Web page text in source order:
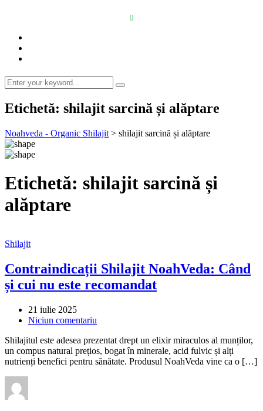
0
Etichetă: shilajit sarcină și alăptare
Noahveda - Organic Shilajit > shilajit sarcină și alăptare
Etichetă: shilajit sarcină și
alăptare
Shilajit
Contraindicații Shilajit NoahVeda: Când
și cui nu este recomandat
21 iulie 2025
Niciun comentariu
Shilajitul este adesea prezentat drept un elixir miraculos al munților,
un compus natural prețios, bogat în minerale, acid fulvic și alți
nutrienți benefici pentru sănătate. Produsul NoahVeda vine ca o […]